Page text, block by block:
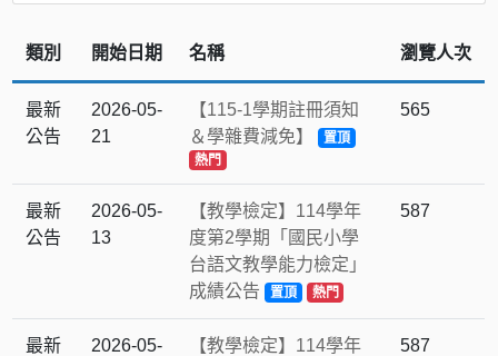
類別 開始日期 名稱 瀏覽人次
最新
公告
2026-05-
21
【115-1學期註冊須知
＆學雜費減免】 置頂
熱門
565
最新
公告
2026-05-
13
【教學檢定】114學年
度第2學期「國民小學
台語文教學能力檢定」
成績公告 置頂 熱門
587
最新
2026-05-
【教學檢定】114學年
587